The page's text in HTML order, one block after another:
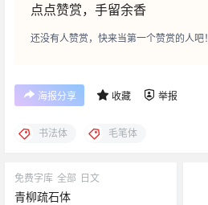
点点赞赏，手留余香
还没有人赞赏，快来当第一个赞赏的人吧！
海报分享 收藏 举报
书法体 毛笔体
免费字库 全部 日文
青柳疏石体